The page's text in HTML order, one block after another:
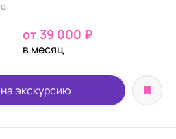
от 39 000 ₽
в месяц
экскурсию